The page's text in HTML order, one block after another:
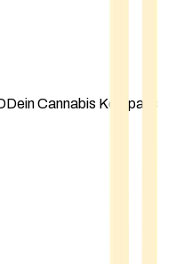
Dein Cannabis Kompass